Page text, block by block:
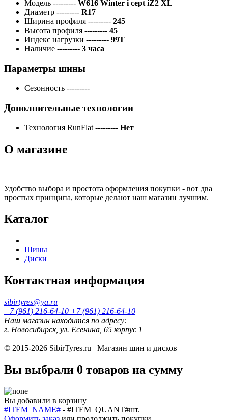
Модель --------- W616 Winter i cept iZ2 XL
Диаметр --------- R17
Ширина профиля --------- 245
Высота профиля --------- 45
Индекс нагрузки --------- 99T
Наличие --------- 3 часа
Параметры шины
Сезонность ---------
Дополнительные технологии
Технология RunFlat --------- Нет
О магазине
Удобство выбора и простота оформления покупки - вот два
простых принципа, которые делают наш магазин лучшим.
Каталог
Шины
Диски
Контактная информация
sibirtyres@ya.ru
+7 (961) 216-64-10 +7 (961) 216-64-10
Наш магазин находится по адресу:
г. Новосибирск, ул. Есенина, 65 корпус 1
© 2015-2026 SibirTyres.ru Магазин шин и дисков
Вы выбрали 0 товаров на сумму
Вы добавили в корзину
#ITEM_NAME# - #ITEM_QUANT#шт.